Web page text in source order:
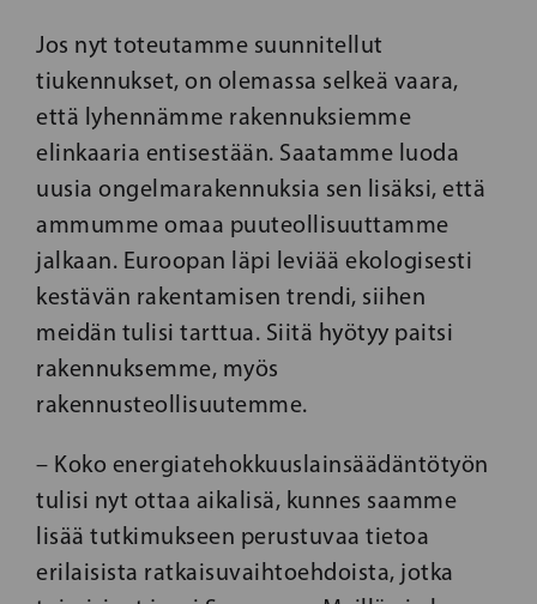
Jos nyt toteutamme suunnitellut
tiukennukset, on olemassa selkeä vaara,
että lyhennämme rakennuksiemme
elinkaaria entisestään. Saatamme luoda
uusia ongelmarakennuksia sen lisäksi, että
ammumme omaa puuteollisuuttamme
jalkaan. Euroopan läpi leviää ekologisesti
kestävän rakentamisen trendi, siihen
meidän tulisi tarttua. Siitä hyötyy paitsi
rakennuksemme, myös
rakennusteollisuutemme.
– Koko energiatehokkuuslainsäädäntötyön
tulisi nyt ottaa aikalisä, kunnes saamme
lisää tutkimukseen perustuvaa tietoa
erilaisista ratkaisuvaihtoehdoista, jotka